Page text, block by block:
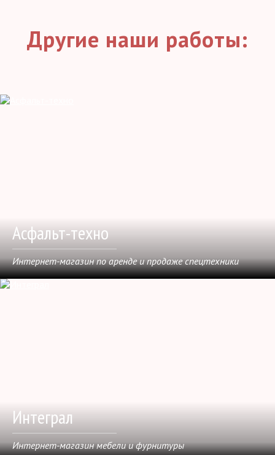
Другие наши работы:
Асфальт-техно
Интернет-магазин по аренде и продаже спецтехники
Интеграл
Интернет-магазин мебели и фурнитуры